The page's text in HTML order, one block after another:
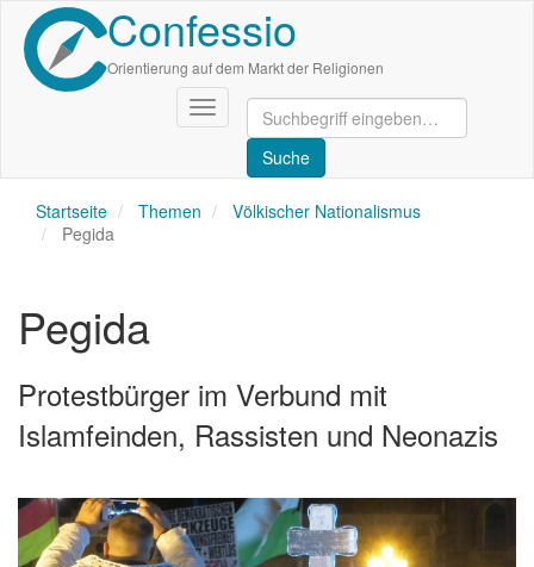
Direkt
zum
Inhalt
Confessio
Orientierung auf dem Markt der Religionen
Navigation
aktivieren/deaktivieren
Startseite Themen
Völkischer Nationalismus
Pegida
Pegida
Protestbürger im Verbund mit
Islamfeinden, Rassisten und Neonazis